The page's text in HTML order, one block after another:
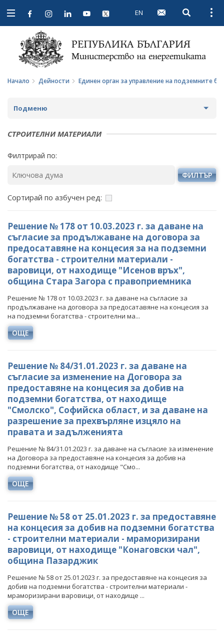
Open
navigation
EN Open
Начало Дейности Единен орган за управление на подземните
Подменю
СТРАТЕГИИ И ПОЛИТИКИ
СТАТИСТИКА И АНАЛИЗИ
ОБЩЕСТВЕН СЪВЕТ ПО ЕНЕРГЕТИКА
РАЗСЕКРЕТЕНИ ДОГОВОРИ В ЕНЕРГЕТИКАТА
ПРЯКО ИЗЛЪЧВАНЕ НА ЗАСЕДАНИЯТА НА
ОБЩЕСТВЕНИЯ СЪВЕТ ПО ЕНЕРГЕТИКА
ПРОЕКТИ ОТ ОБЩ ИНТЕРЕС
ДРУГИ ЗНАЧИМИ ПРОЕКТИ
ЕНЕРГИЙНА ЕФЕКТИВНОСТ
ВЪЗОБНОВЯЕМИ ЕНЕРГИЙНИ ИЗТОЧНИЦИ
ХЪБ "ЕНЕРГИЙНИ ОБЩНОСТИ"
ХЪБ "ЕНЕРГИЙНИ ОБЩНОСТИ"
ГЕОТЕРМАЛНА ЛАБОРАТОРИЯ
ГЕОТЕРМАЛНА ЛАБОРАТОРИЯ
ЕНЕРГИЕН ПАЗАР
КРИТИЧНА ЕНЕРГИЙНА ИНФРАСТРУКТУРА
БОГАТСТВА
ДЕЙНОСТ
МЕТАЛНИ ПОЛЕЗНИ ИЗКОПАЕМИ
НЕМЕТАЛНИ ПОЛЕЗНИ ИЗКОПАЕМИ -
ИНДУСТРИАЛНИ МИНЕРАЛИ
НЕФТ И ПРИРОДЕН ГАЗ
ТВЪРДИ ГОРИВА
СТРОИТЕЛНИ МАТЕРИАЛИ
СКАЛНООБЛИЦОВЪЧНИ МАТЕРИАЛИ
МИННИ ОТПАДЪЦИ
ИНИЦИАТИВА НА ЕВРОПЕЙСКАТА КОМИСИЯ ЗА
СУРОВИНИТЕ
ИНИЦИАТИВА НА ЕВРОПЕЙСКАТА КОМИСИЯ ЗА
ВЪГЛЕРОДЕН ДИОКСИД В ГЕОЛОЖКИ ФОРМАЦИИ
СЪГЛАСУВАНИ ЦЯЛОСТНИ ПРОЕКТИ ЗА ДОБИВ
СТРОИТЕЛНИ МАТЕРИАЛИ
Филтрирай по:
ФИЛТЪР
Сортирай по азбучен ред:
Решение № 178 от 10.03.2023 г. за даване на
съгласие за продължаване на договора за
предосатавяне на концесия за на подземни
богатства - строителни материали -
варовици, от находище "Исенов връх",
община Стара Загора с правоприемника
Решение № 178 от 10.03.2023 г. за даване на съгласие за
продължаване на договора за предосатавяне на концесия за
на подземни богатства - строителни ма...
ОЩЕ
Решение № 84/31.01.2023 г. за даване на
съгласие за изменение на Договора за
предоставяне на концесия за добив на
подземни богатства, от находище
"Смолско", Софийска област, и за даване на
разрешение за прехвърляне изцяло на
правата и задълженията
Решение № 84/31.01.2023 г. за даване на съгласие за изменение
на Договора за предоставяне на концесия за добив на
подземни богатства, от находище "Смо...
ОЩЕ
Решение № 58 от 25.01.2023 г. за предоставяне
на концесия за добив на подземни богатства
- строителни материали - мраморизирани
варовици, от находище "Конаговски чал",
община Пазарджик
Решение № 58 от 25.01.2023 г. за предоставяне на концесия за
добив на подземни богатства - строителни материали -
мраморизирани варовици, от находище ...
ОЩЕ